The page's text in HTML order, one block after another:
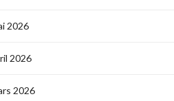
2026
2026
2026